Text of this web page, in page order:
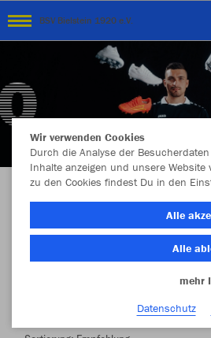
BSV Bielstein 1920 e.V.
TEAMSHOP - BSV
Farbe
Wir verwenden Cookies
Durch die Analyse der
Inhalte anzeigen und unsere
zu den Cookies findest Du in den
Alle
Alle
mehr
Datenschutz